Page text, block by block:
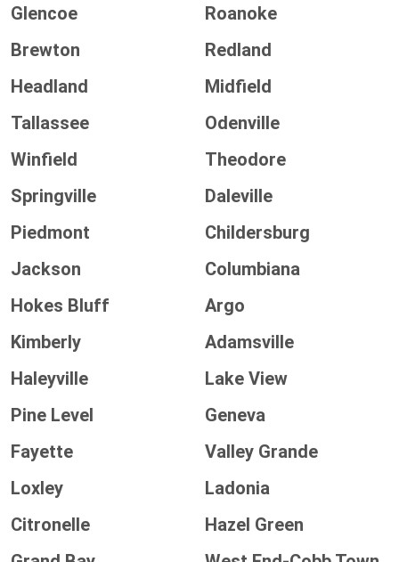
Glencoe
Roanoke
Brewton
Redland
Headland
Midfield
Tallassee
Odenville
Winfield
Theodore
Springville
Daleville
Piedmont
Childersburg
Jackson
Columbiana
Hokes Bluff
Argo
Kimberly
Adamsville
Haleyville
Lake View
Pine Level
Geneva
Fayette
Valley Grande
Loxley
Ladonia
Citronelle
Hazel Green